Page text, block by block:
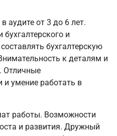
аудите от 3 до 6 лет.
бухгалтерского и
бухгалтерскую
к деталям и
Отличные
умение работать в
работы. Возможности
и развития. Дружный